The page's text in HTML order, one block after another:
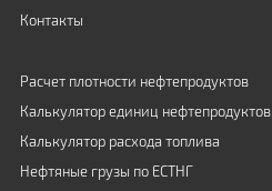
Контакты
Расчет плотности нефтепродуктов
Калькулятор единиц нефтепродуктов
Калькулятор расхода топлива
Нефтяные грузы по ЕСТНГ